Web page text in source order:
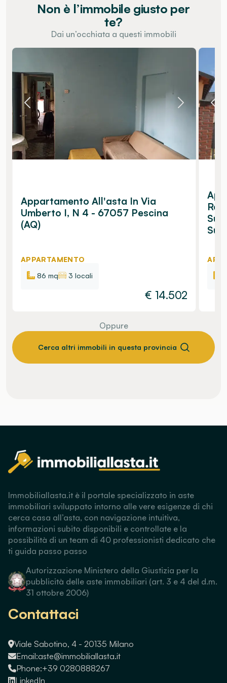
Non è l’immobile giusto per
te?
Dai un’occhiata a questi immobili
Appartamento All'asta In Via
Umberto I, N 4 - 67057 Pescina
(AQ)
APPARTAMENTO
86 mq
3 locali
€ 14.502
Sul
Sul
Oppure
Cerca altri immobili in questa provincia
Immobiliallasta.it è il portale specializzato in aste
immobiliari sviluppato intorno alle vere esigenze di chi
cerca casa all’asta, con navigazione intuitiva,
informazioni subito disponibili e controllate e la
possibilità di un team di 40 professionisti dedicato che
ti guida passo passo
Autorizzazione Ministero della Giustizia per la
pubblicità delle aste immobiliari (art. 3 e 4 del d.m.
31 ottobre 2006)
Contattaci
Viale Sabotino, 4 - 20135 Milano
Email:aste@immobiliallasta.it
Phone:+39 0280888267
LinkedIn